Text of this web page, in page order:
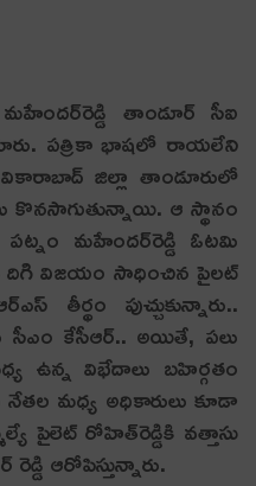
తాండూర్ సీఐ
ప‌త్రికా భాష‌లో రాయ‌లేని
వికారాబాద్‌ జిల్లా తాండూరులో
కొనసాగుతున్నాయి. ఆ స్థానం
మహేందర్‌రెడ్డి ఓటమి
దిగి విజయం సాధించిన పైలట్‌
పుచ్చుకున్నారు..
సీఎం కేసీఆర్‌.. అయితే, పలు
ఉన్న విభేదాలు బహిర్గతం
మధ్య అధికారులు కూడా
పైలెట్ రోహిత్‌రెడ్డికి వ‌త్తాసు
ఆరోపిస్తున్నారు.